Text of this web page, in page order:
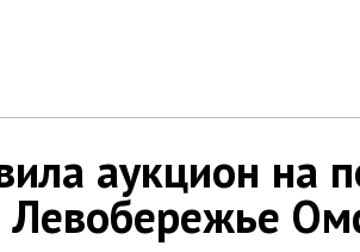
аукцион на
Левобережье